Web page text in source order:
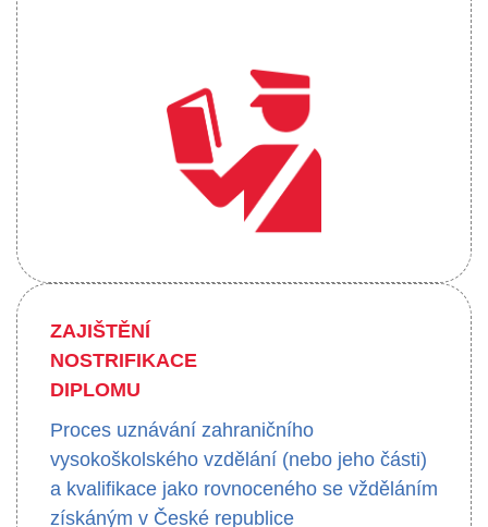
ZAJIŠTĚNÍ
NOSTRIFIKACE
DIPLOMU
Proces uznávání zahraničního
vysokoškolského vzdělání (nebo jeho části)
a kvalifikace jako rovnoceného se vžděláním
získáným v České republice